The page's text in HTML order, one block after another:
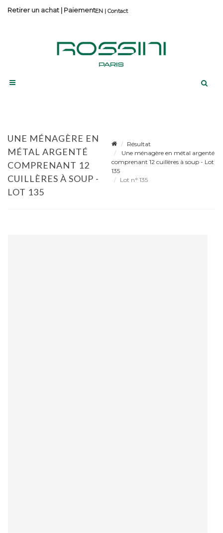
Contact
Retirer un achat | Paiement
UNE MÉNAGÈRE EN
MÉTAL ARGENTÉ
COMPRENANT 12
CUILLÈRES À SOUP -
LOT 135
Résultat
Une ménagère en métal argenté
comprenant 12 cuillères à soup - Lot
135
Lot n° 135